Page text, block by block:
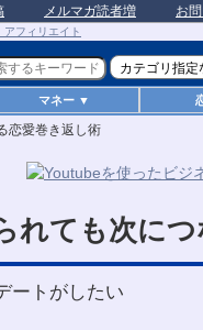
メルマガ読者増 お
マネー ▼
恋愛巻き返し術
れても次に
ートがしたい